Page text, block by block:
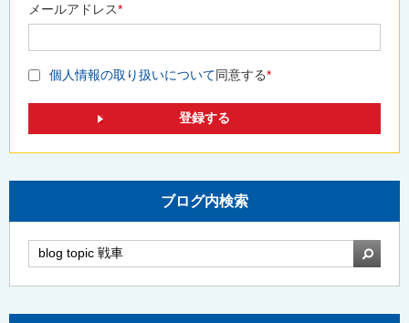
メールアドレス*
個人情報の取り扱いについて同意する*
ブログ内検索
検索